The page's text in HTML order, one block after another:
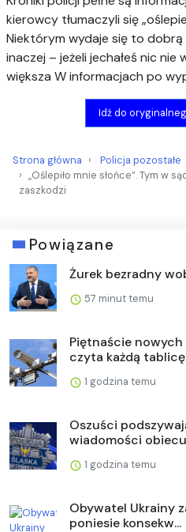
kierowcy tłumaczyli się
Niektórym wydaje się to
inaczej – jeżeli jechałeś nic
większa W informacjach po
Idź do
Strona główna
Policja pozostałe
„Oślepiło mnie słońce”. Tym w
zaszkodzi
Powiązane
Żurek bezradny
57 minut temu
Piętnaście nowych
czyta każdą tablicę
1 godzina temu
Oszuści
wiadomości
1 godzina temu
Obywatel Ukrainy
poniesie konsekw...